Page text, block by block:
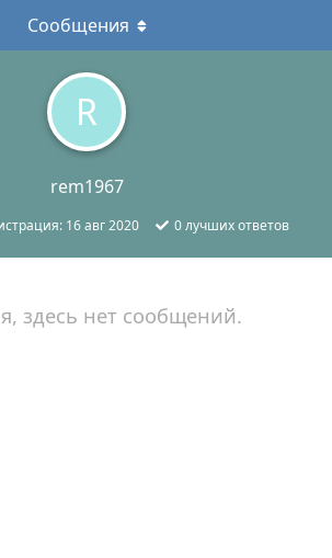
R
rem1967
16 авг 2020 0лучших ответов
Сообщения
здесь нет сообщений.